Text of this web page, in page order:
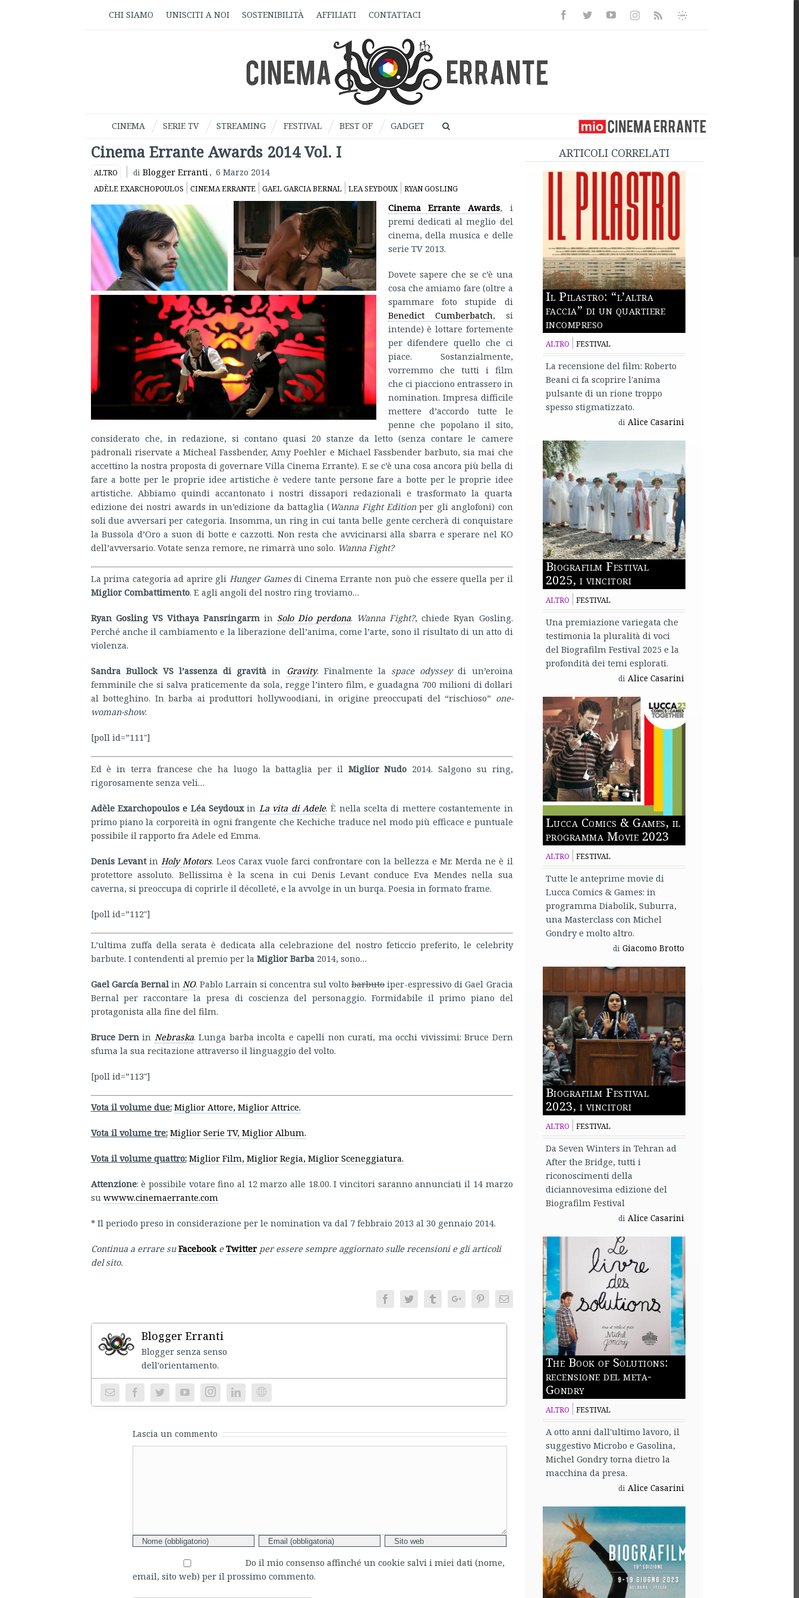
CHI SIAMO UNISCITI A NOI SOSTENIBILITÀ AFFILIATI CONTATTACI FacebookTwitterYoutubeInstagramRss
Informativa
CINEMA SERIE TV STREAMING FESTIVAL BEST OF GADGET
Cinema Errante Awards 2014 Vol. I
ALTRO di Blogger Erranti, 6 Marzo 2014
ADÈLE EXARCHOPOULOS CINEMA ERRANTE GAEL GARCIA BERNAL LEA SEYDOUX RYAN GOSLING
Cinema Errante Awards, i
premi dedicati al meglio del
cinema, della musica e delle
serie TV 2013.
Dovete sapere che se c’è una
cosa che amiamo fare (oltre a
spammare foto stupide di
Benedict Cumberbatch, si
intende) è lottare fortemente
per difendere quello che ci
piace. Sostanzialmente,
vorremmo che tutti i film
che ci piacciono entrassero in
nomination. Impresa difficile
mettere d’accordo tutte le
penne che popolano il sito,
considerato che, in redazione, si contano quasi 20 stanze da letto (senza contare le camere
padronali riservate a Micheal Fassbender, Amy Poehler e Michael Fassbender barbuto, sia mai che
accettino la nostra proposta di governare Villa Cinema Errante). E se c’è una cosa ancora più bella di
fare a botte per le proprie idee artistiche è vedere tante persone fare a botte per le proprie idee
artistiche. Abbiamo quindi accantonato i nostri dissapori redazionali e trasformato la quarta
edizione dei nostri awards in un’edizione da battaglia (Wanna Fight Editionper gli anglofoni) con
soli due avversari per categoria. Insomma, un ring in cui tanta belle gente cercherà di conquistare
la Bussola d’Oro a suon di botte e cazzotti. Non resta che avvicinarsi alla sbarra e sperare nel KO
dell’avversario. Votate senza remore, ne rimarrà uno solo. Wanna Fight?
La prima categoria ad aprire gliHunger Gamesdi Cinema Errante non può che essere quella per il
Miglior Combattimento. E agli angoli del nostro ring troviamo…
Ryan Gosling VS Vithaya Pansringarmin Solo Dio perdona. Wanna Fight?, chiede Ryan Gosling.
Perché anche il cambiamento e la liberazione dell’anima, come l’arte, sono il risultato di un atto di
violenza.
Sandra Bullock VS l’assenza di gravità in Gravity. Finalmente la space odysseydi un’eroina
femminile che si salva praticemente da sola, regge l’intero film, e guadagna 700 milioni di dollari
al botteghino. In barba ai produttori hollywoodiani, in origine preoccupati del “rischioso” one-
woman-show.
[poll id=”111″]
Ed è in terra francese che ha luogo la battaglia per il Miglior Nudo 2014. Salgono su ring,
rigorosamente senza veli…
Adèle Exarchopoulos e Léa Seydouxin La vita di Adele. È nella scelta di mettere costantemente in
primo piano la corporeità in ogni frangente che Kechiche traduce nel modo più efficace e puntuale
possibile il rapporto fra Adele ed Emma.
Denis Levantin Holy Motors. Leos Carax vuole farci confrontare con la bellezza e Mr. Merda ne è il
protettore assoluto. Bellissima è la scena in cui Denis Levant conduce Eva Mendes nella sua
caverna, si preoccupa di coprirle il décolleté, e la avvolge in un burqa. Poesia in formato frame.
[poll id=”112″]
L’ultima zuffa della serata è dedicata alla celebrazione del nostro feticcio preferito, le celebrity
barbute. I contendenti al premio per la Miglior Barba2014, sono…
Gael García Bernalin NO. Pablo Larrain si concentra sul voltobarbutoiper-espressivo di Gael Gracìa
Bernal per raccontare la presa di coscienza del personaggio. Formidabile il primo piano del
protagonista alla fine del film.
Bruce Dernin Nebraska. Lunga barba incolta e capelli non curati, ma occhi vivissimi: Bruce Dern
sfuma la sua recitazione attraverso il linguaggio del volto.
[poll id=”113″]
Vota il volume due: Miglior Attore, Miglior Attrice.
Vota il volume tre: Miglior Serie TV, Miglior Album.
Vota il volume quattro: Miglior Film, Miglior Regia, Miglior Sceneggiatura.
Attenzione: è possibile votare fino al 12 marzo alle 18.00. I vincitori saranno annunciati il 14 marzo
su wwww.cinemaerrante.com
* Il periodo preso in considerazione per le nomination va dal 7 febbraio 2013 al 30 gennaio 2014.
Continua a errare suFacebookeTwitter per essere sempre aggiornato sulle recensioni e gli articoli
del sito.
FacebookTwitter TumblrGoogle+PinterestEmail
Blogger Erranti
Blogger senza senso
dell'orientamento.
Instagram Website
Lascia un commento
Do il mio consenso affinché un cookie salvi i miei dati (nome,
email, sito web) per il prossimo commento.
ARTICOLI CORRELATI
Il Pilastro: “l’altra
faccia” di un quartiere
incompreso
ALTRO FESTIVAL
La recensione del film: Roberto
Beani ci fa scoprire l'anima
pulsante di un rione troppo
spesso stigmatizzato.
di Alice Casarini
Biografilm Festival
2025, i vincitori
ALTRO FESTIVAL
Una premiazione variegata che
testimonia la pluralità di voci
del Biografilm Festival 2025 e la
profondità dei temi esplorati.
di Alice Casarini
Lucca Comics & Games, il
programma Movie 2023
ALTRO FESTIVAL
Tutte le anteprime movie di
Lucca Comics & Games: in
programma Diabolik, Suburra,
una Masterclass con Michel
Gondry e molto altro.
di Giacomo Brotto
Biografilm Festival
2023, i vincitori
ALTRO FESTIVAL
Da Seven Winters in Tehran ad
After the Bridge, tutti i
riconoscimenti della
diciannovesima edizione del
Biografilm Festival
di Alice Casarini
The Book of Solutions:
recensione del meta-
Gondry
ALTRO FESTIVAL
A otto anni dall'ultimo lavoro, il
suggestivo Microbo e Gasolina,
Michel Gondry torna dietro la
macchina da presa.
di Alice Casarini